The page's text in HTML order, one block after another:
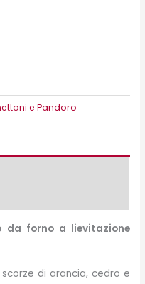
e Pandoro
da forno a lievitazione
scorze di arancia, cedro e